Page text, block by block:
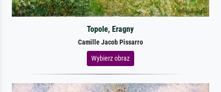
Topole, Eragny
Camille Jacob Pissarro
Wybierz obraz